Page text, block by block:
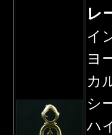
レ
イ
ヨ
カ
シ
ハ